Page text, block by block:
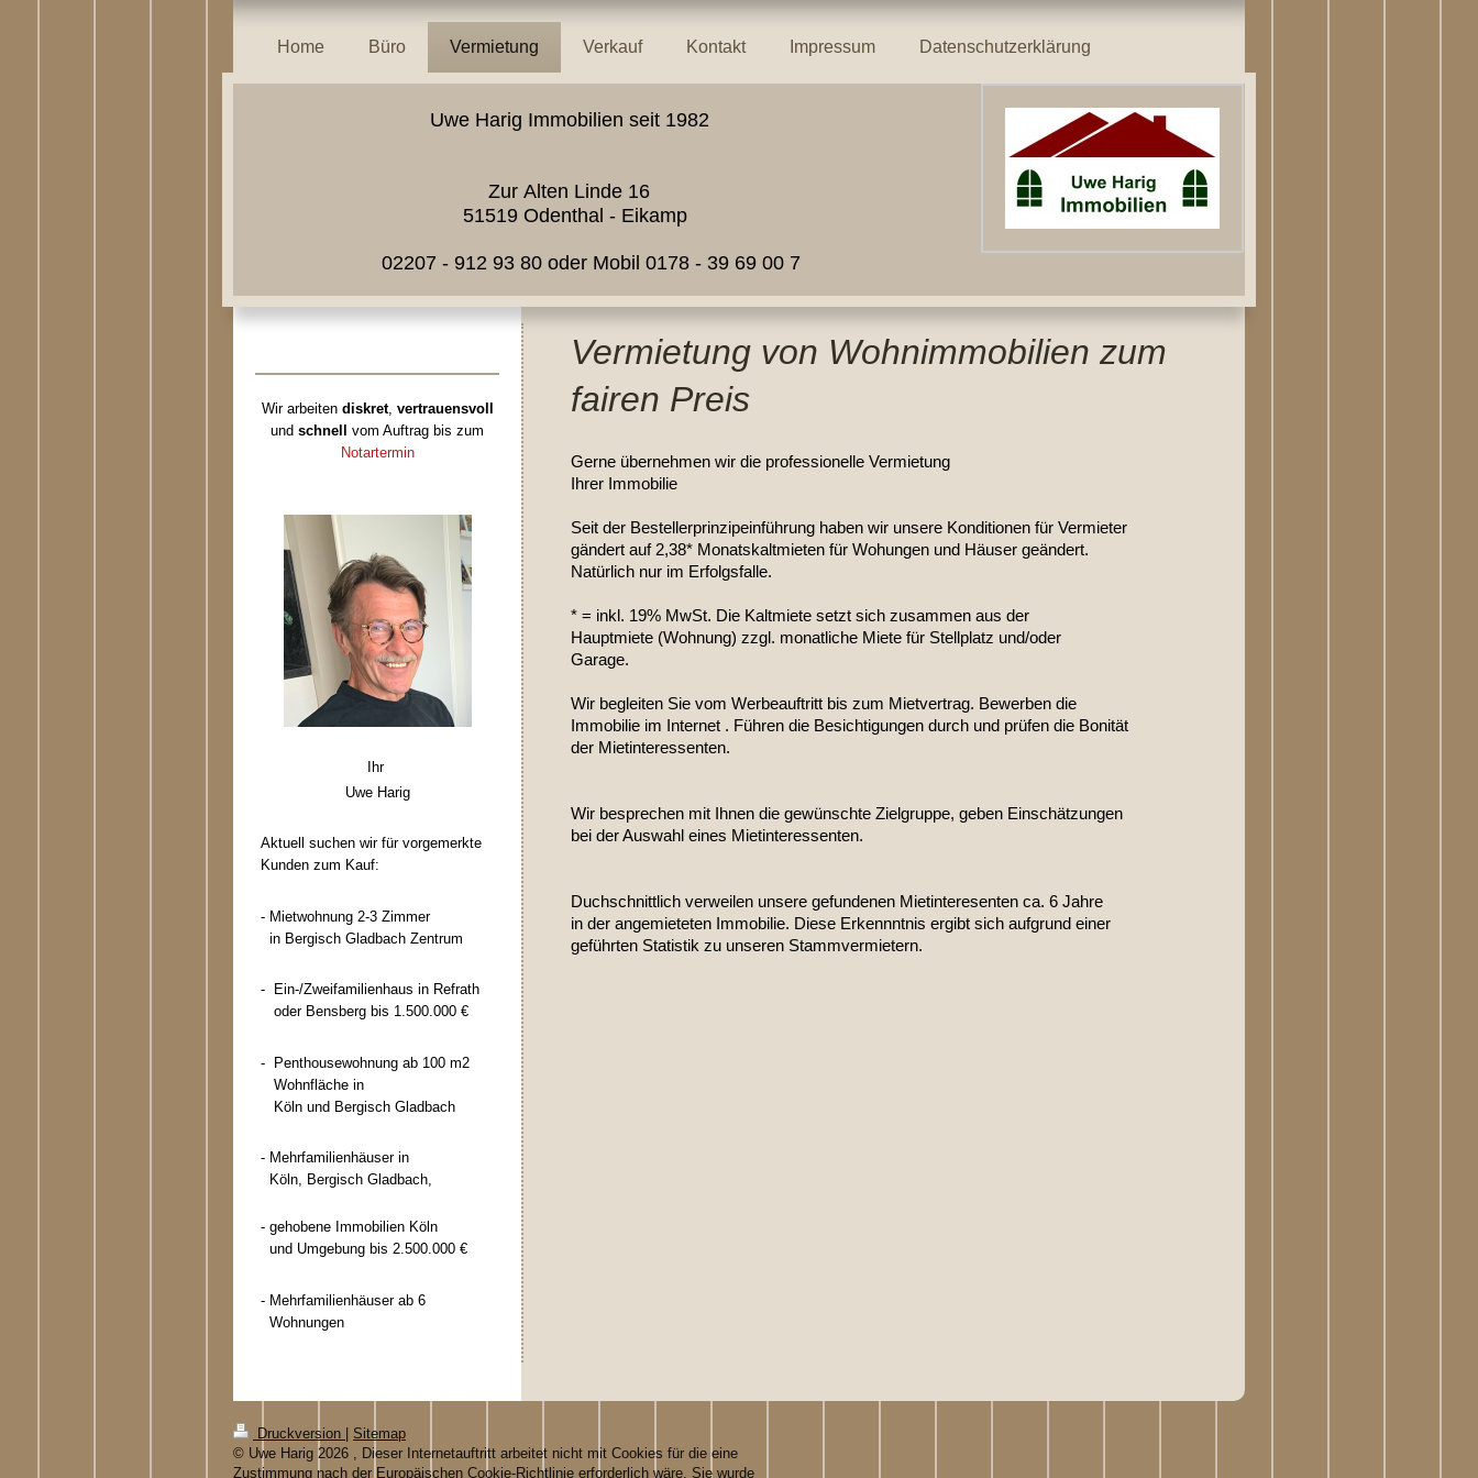
Home Büro Vermietung Verkauf Kontakt Impressum Datenschutzerklärung
Uwe Harig Immobilien seit 1982
Zur Alten Linde 16
51519 Odenthal - Eikamp
02207 - 912 93 80 oder Mobil 0178 - 39 69 00 7
Vermietung von Wohnimmobilien zum
fairen Preis
Gerne übernehmen wir die professionelle Vermietung
Ihrer Immobilie
Seit der Bestellerprinzipeinführung haben wir unsere Konditionen für Vermieter
gändert auf 2,38* Monatskaltmieten für Wohungen und Häuser geändert.
Natürlich nur im Erfolgsfalle.
* = inkl. 19% MwSt. Die Kaltmiete setzt sich zusammen aus der
Hauptmiete (Wohnung) zzgl. monatliche Miete für Stellplatz und/oder
Garage.
Wir begleiten Sie vom Werbeauftritt bis zum Mietvertrag. Bewerben die
Immobilie im Internet . Führen die Besichtigungen durch und prüfen die Bonität
der Mietinteressenten.
Wir besprechen mit Ihnen die gewünschte Zielgruppe, geben Einschätzungen
bei der Auswahl eines Mietinteressenten.
Duchschnittlich verweilen unsere gefundenen Mietinteresenten ca. 6 Jahre
in der angemieteten Immobilie. Diese Erkennntnis ergibt sich aufgrund einer
geführten Statistik zu unseren Stammvermietern.
Wir arbeiten diskret, vertrauensvoll
undschnell
vom Auftrag bis zum
Notartermin
Ihr
Uwe Harig
Aktuell suchen wir für vorgemerkte
Kunden zum Kauf:
- Mietwohnung 2-3 Zimmer
in Bergisch Gladbach Zentrum
- Ein-/Zweifamilienhaus in Refrath
oder Bensberg bis 1.500.000 €
- Penthousewohnung ab 100 m2
Wohnfläche in
Köln und Bergisch Gladbach
- Mehrfamilienhäuser in
Köln, Bergisch Gladbach,
- gehobene Immobilien Köln
und Umgebung bis 2.500.000 €
- Mehrfamilienhäuser ab 6
Wohnungen
Druckversion
Sitemap
© Uwe Harig 2026 , Dieser Internetauftritt arbeitet nicht mit Cookies für die eine
Zustimmung nach der Europäischen Cookie-Richtlinie erforderlich wäre. Sie wurde